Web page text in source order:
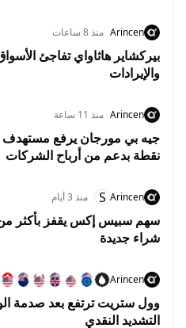
Arincen منذ 8 ساعات
بيركشاير هاثاواي تفاجئ
والإيرادات
Arincen منذ 11 ساعة
نقطة بدعم من أرباح الشركات
Arincen
S منذ 3 أيام
شراء جديدة
Arincen
وول ستريت ترتفع بعد صدمة
التشديد النقدي